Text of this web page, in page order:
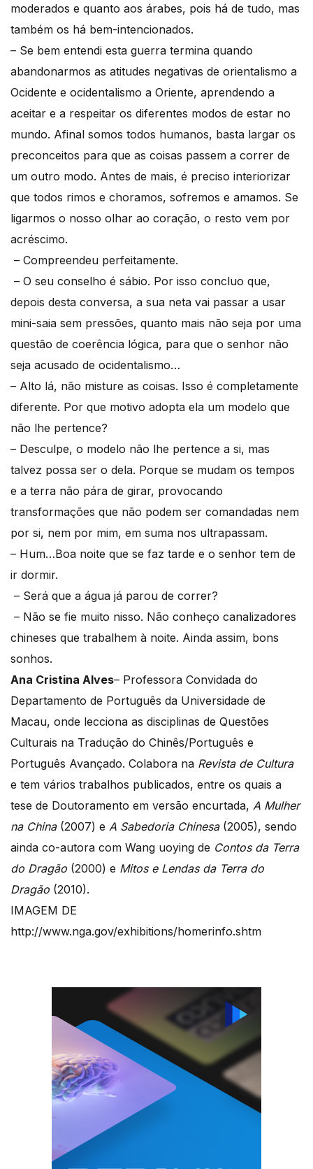
moderados e quanto aos árabes, pois há de tudo, mas
também os há bem-intencionados.
– Se bem entendi esta guerra termina quando
abandonarmos as atitudes negativas de orientalismo a
Ocidente e ocidentalismo a Oriente, aprendendo a
aceitar e a respeitar os diferentes modos de estar no
mundo. Afinal somos todos humanos, basta largar os
preconceitos para que as coisas passem a correr de
um outro modo. Antes de mais, é preciso interiorizar
que todos rimos e choramos, sofremos e amamos. Se
ligarmos o nosso olhar ao coração, o resto vem por
acréscimo.
– Compreendeu perfeitamente.
– O seu conselho é sábio. Por isso concluo que,
depois desta conversa, a sua neta vai passar a usar
mini-saia sem pressões, quanto mais não seja por uma
questão de coerência lógica, para que o senhor não
seja acusado de ocidentalismo…
– Alto lá, não misture as coisas. Isso é completamente
diferente. Por que motivo adopta ela um modelo que
não lhe pertence?
– Desculpe, o modelo não lhe pertence a si, mas
talvez possa ser o dela. Porque se mudam os tempos
e a terra não pára de girar, provocando
transformações que não podem ser comandadas nem
por si, nem por mim, em suma nos ultrapassam.
– Hum…Boa noite que se faz tarde e o senhor tem de
ir dormir.
– Será que a água já parou de correr?
– Não se fie muito nisso. Não conheço canalizadores
chineses que trabalhem à noite. Ainda assim, bons
sonhos.
Ana Cristina Alves– Professora Convidada do
Departamento de Português da Universidade de
Macau, onde lecciona as disciplinas de Questões
Culturais na Tradução do Chinês/Português e
Português Avançado. Colabora na Revista de Cultura
e tem vários trabalhos publicados, entre os quais a
tese de Doutoramento em versão encurtada, A Mulher
na China(2007) e A Sabedoria Chinesa(2005), sendo
ainda co-autora com Wang uoying de Contos da Terra
do Dragão (2000) e Mitos e Lendas da Terra do
Dragão (2010).
IMAGEM DE
http://www.nga.gov/exhibitions/homerinfo.shtm